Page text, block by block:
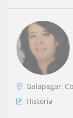
Galapagar,
Historia